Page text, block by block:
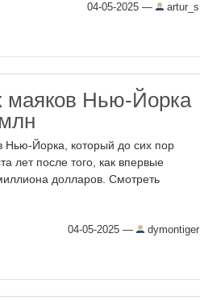
04-05-2025 — artur_s
маяков Нью-Йорка
Нью-Йорка, который до сих пор
лет после того, как впервые
долларов. Смотреть
04-05-2025 — dymontiger